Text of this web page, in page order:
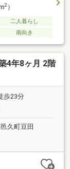
2）
二人暮らし
南向き
4年8ヶ月 2階
歩23分
久町豆田